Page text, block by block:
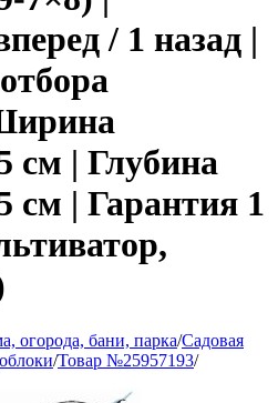
/ 1 назад |
см | Глубина
см | Гарантия 1
огорода, бани, парка/Садовая
/Товар №25957193/